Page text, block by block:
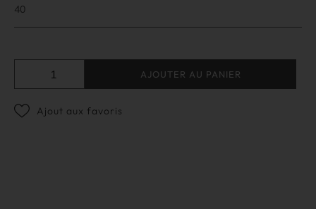
40
AJOUTER AU PANIER
Ajout aux favoris